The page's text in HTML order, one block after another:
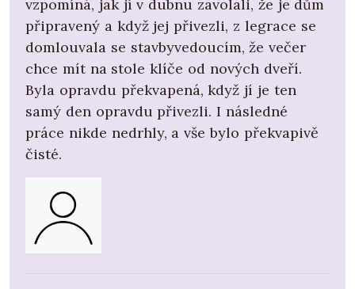
vzpomíná, jak jí v dubnu zavolali, že je dům
připravený a když jej přivezli, z legrace se
domlouvala se stavbyvedoucím, že večer
chce mít na stole klíče od nových dveří.
Byla opravdu překvapená, když jí je ten
samý den opravdu přivezli. I následné
práce nikde nedrhly, a vše bylo překvapivě
čisté.